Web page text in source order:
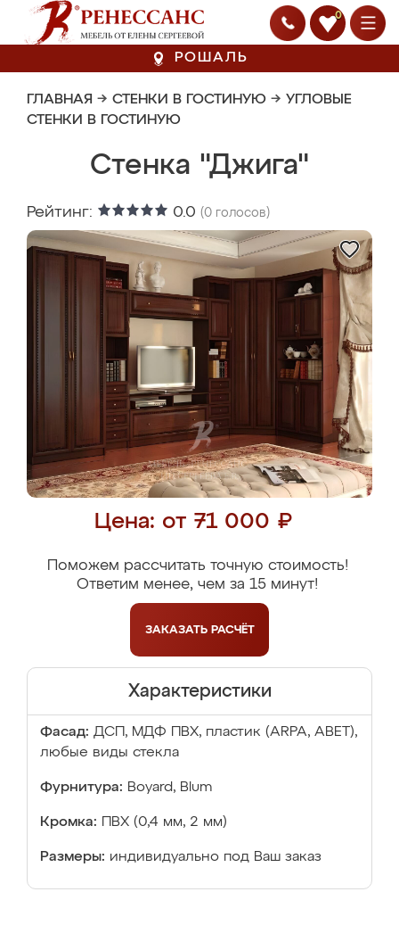
0
РОШАЛЬ
ГЛАВНАЯ → СТЕНКИ В ГОСТИНУЮ → УГЛОВЫЕ
СТЕНКИ В ГОСТИНУЮ
Стенка "Джига"
Рейтинг: 0.0 (0 голосов)
Цена: от 71 000 ₽
Поможем рассчитать точную стоимость!
Ответим менее, чем за 15 минут!
ЗАКАЗАТЬ РАСЧЁТ
Характеристики
Фасад: ДСП, МДФ ПВХ, пластик (ARPA, ABET),
любые виды стекла
Фурнитура: Boyard, Blum
Кромка: ПВХ (0,4 мм, 2 мм)
Размеры: индивидуально под Ваш заказ